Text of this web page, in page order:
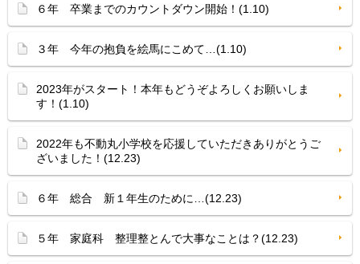
６年 卒業までのカウントダウン開始！(1.10)
３年 今年の抱負を絵馬にこめて…(1.10)
2023年がスタート！本年もどうぞよろしくお願いしま
す！(1.10)
2022年も不動丸小学校を応援していただきありがとうご
ざいました！(12.23)
６年 総合 新１年生のために…(12.23)
５年 家庭科 整理整とんで大事なことは？(12.23)